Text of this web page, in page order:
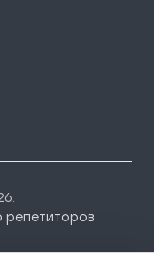
репетиторов